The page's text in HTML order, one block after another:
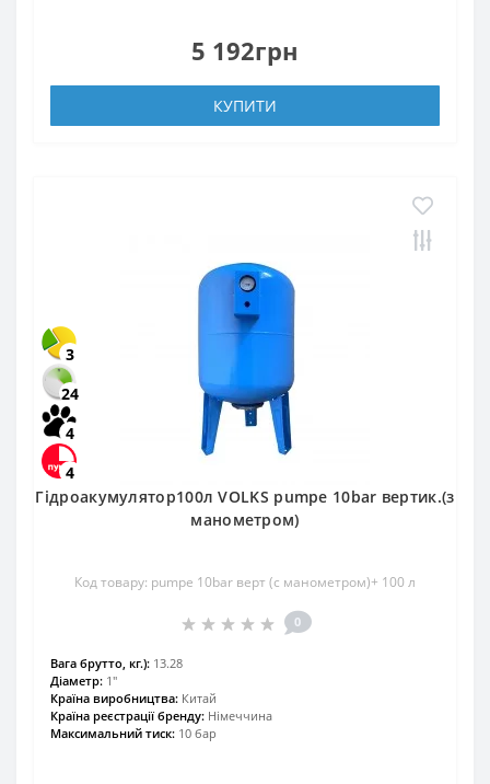
5 192грн
КУПИТИ
3
24
4
4
Гідроакумулятор100л VOLKS pumpe 10bar вертик.(з
манометром)
Код товару: pumpe 10bar верт (с манометром)+ 100 л
0
Вага брутто, кг.): 13.28
Діаметр: 1"
Країна виробництва: Китай
Країна реєстрації бренду: Німеччина
Максимальний тиск: 10 бар